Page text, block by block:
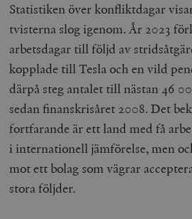
Statistiken över konfliktdagar
tvisterna slog igenom. År 2023
arbetsdagar till följd av
kopplade till Tesla och en vild
därpå steg antalet till nästan 46
sedan finanskrisåret 2008. Det
fortfarande är ett land med få
i internationell jämförelse, men
mot ett bolag som vägrar
stora följder.